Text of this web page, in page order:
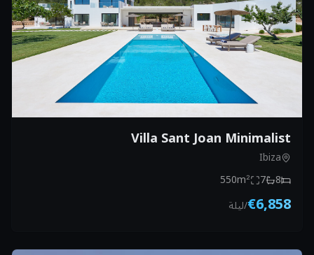
Villa Sant Joan Minimalist
Ibiza
8
7
550m²
€6,858
/ليلة